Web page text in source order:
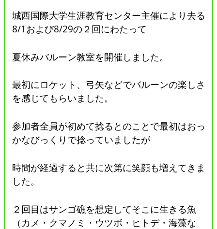
城西国際大学生涯教育センター主催により去る
8/1および8/29の２回にわたって
夏休みバルーン教室を開催しました。
最初にロケット、弓矢などでバルーンの楽しさ
を感じてもらいました。
参加者全員が初めて捻るとのことで最初はおっ
かなびっくりで捻っていましたが
時間が経過すると共に次第に笑顔も増えてきま
した。
２回目はサンゴ礁を想定してそこに生きる魚
（カメ・クマノミ・ウツボ・ヒトデ・海藻な